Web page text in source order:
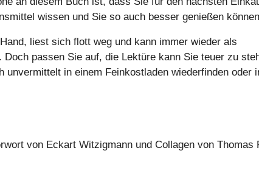
wissen und Sie so auch besser genießen
liest sich flott weg und kann immer wieder als
passen Sie auf, die Lektüre kann Sie teuer zu
in einem Feinkostladen wiederfinden oder
von Eckart Witzigmann und Collagen von Thomas